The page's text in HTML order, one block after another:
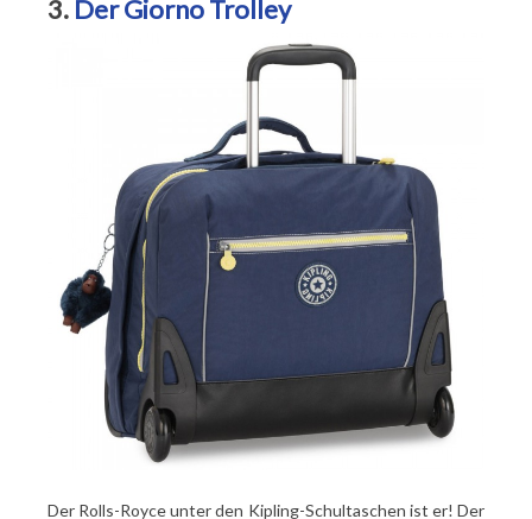
3. Der Giorno Trolley
Der Rolls-Royce unter den Kipling-Schultaschen ist er! Der